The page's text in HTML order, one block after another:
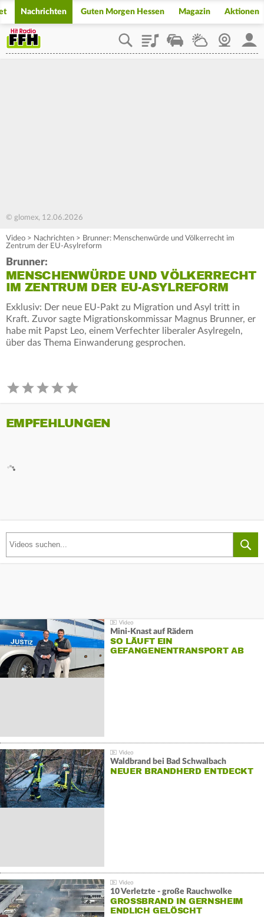
Nachrichten Guten Morgen Hessen Magazin Aktionen
PlaylistStaupilotWetterWebcam
© glomex, 12.06.2026
Video > Nachrichten > Brunner: Menschenwürde und Völkerrecht im
Zentrum der EU-Asylreform
Brunner:
MENSCHENWÜRDE UND VÖLKERRECHT
IM ZENTRUM DER EU-ASYLREFORM
Exklusiv: Der neue EU-Pakt zu Migration und Asyl tritt in
Kraft. Zuvor sagte Migrationskommissar Magnus Brunner, er
habe mit Papst Leo, einem Verfechter liberaler Asylregeln,
über das Thema Einwanderung gesprochen.
EMPFEHLUNGEN
Mini-Knast auf Rädern
SO LÄUFT EIN
GEFANGENENTRANSPORT AB
Waldbrand bei Bad Schwalbach
NEUER BRANDHERD ENTDECKT
10 Verletzte - große Rauchwolke
GROSSBRAND IN GERNSHEIM E
NDLICH GELÖSCHT